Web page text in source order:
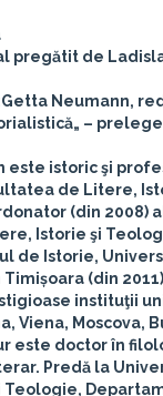
pregătit de
Getta Neumann,
–
este istoric şi
de Litere,
(din 2008)
Istorie şi
de Istorie,
(din
instituţii
Viena, Moscova,
este doctor în
Predă la
Teologie,